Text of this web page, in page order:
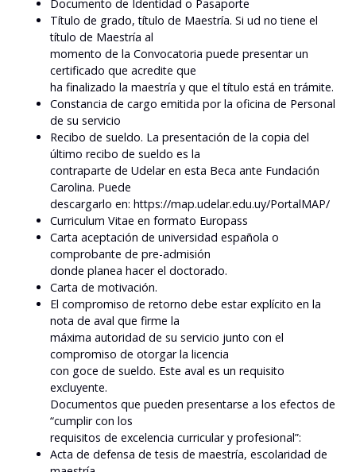
Documento de Identidad o Pasaporte
Título de grado, título de Maestría. Si ud no tiene el
título de Maestría al
momento de la Convocatoria puede presentar un
certificado que acredite que
ha finalizado la maestría y que el título está en trámite.
Constancia de cargo emitida por la oficina de Personal
de su servicio
Recibo de sueldo. La presentación de la copia del
último recibo de sueldo es la
contraparte de Udelar en esta Beca ante Fundación
Carolina. Puede
descargarlo en: https://map.udelar.edu.uy/PortalMAP/
Curriculum Vitae en formato Europass
Carta aceptación de universidad española o
comprobante de pre-admisión
donde planea hacer el doctorado.
Carta de motivación.
El compromiso de retorno debe estar explícito en la
nota de aval que firme la
máxima autoridad de su servicio junto con el
compromiso de otorgar la licencia
con goce de sueldo. Este aval es un requisito
excluyente.
Documentos que pueden presentarse a los efectos de
“cumplir con los
requisitos de excelencia curricular y profesional”:
Acta de defensa de tesis de maestría, escolaridad de